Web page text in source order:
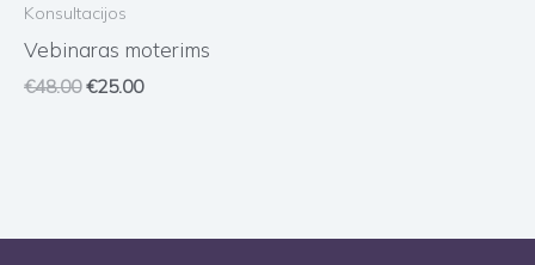
Konsultacijos
Vebinaras moterims
€48.00 €25.00